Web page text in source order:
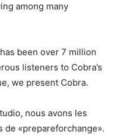
among many
been over 7 million
listeners to Cobra’s
we present Cobra.
nous avons les
«prepareforchange».